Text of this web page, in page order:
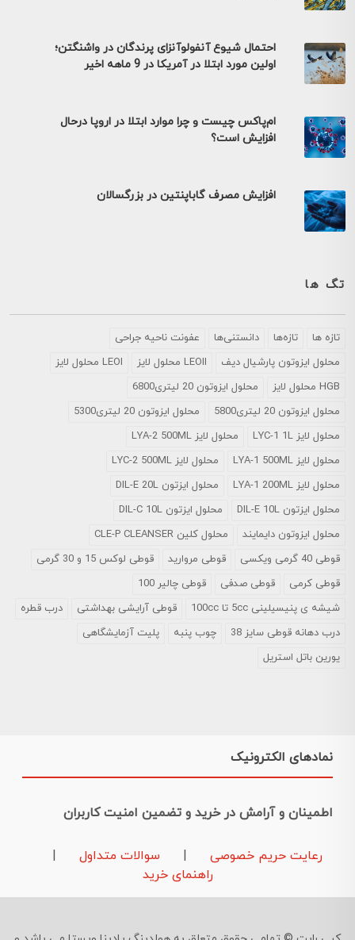
احتمال شیوع آنفولوآنزای پرندگان در واشنگتن؛
اولین مورد ابتلا در آمریکا در 9 ماهه اخیر
ام‌پاکس چیست و چرا موارد ابتلا در اروپا درحال
افزایش است؟
افزایش مصرف گاباپنتین در بزرگسالان
تگ ها
تازه ها تازه‌ها دانستنی‌ها
عفونت ناحیه جراحی
محلول ايزوتون پارشيال ديف
LEOII محلول لایز
LEOI محلول لایز
HGB محلول لایز
محلول ایزوتون 20 لیتری6800
محلول ایزوتون 20 لیتری5800
محلول ایزوتون 20 لیتری5300
محلول لایز LYC-1 1L
محلول لایز LYA-2 500ML
محلول لایز LYA-1 500ML
محلول لایز LYC-2 500ML
محلول لایز LYA-1 200ML
محلول ایزتون DIL-E 20L
محلول ایزتون DIL-E 10L
محلول ایزتون DIL-C 10L
محلول ایزوتون دایمایند
محلول کلین CLE-P CLEANSER
قوطی 40 گرمی ویکسی
قوطی مروارید
قوطی لوکس 15 و 30 گرمی
قوطی کرمی
قوطی صدفی
قوطی چالیر 100
شیشه ی پنیسیلینی 5cc تا 100cc
قوطی آرایشی بهداشتی
درب قطره
درب دهانه قوطی سایز 38
چوب پنبه
پلیت آزمایشگاهی
یورین باتل استریل
نمادهای الکترونیک
اطمینان و آرامش در خرید و تضمین امنیت کاربران
رعایت حریم خصوصی سوالات متداول
راهنمای خرید